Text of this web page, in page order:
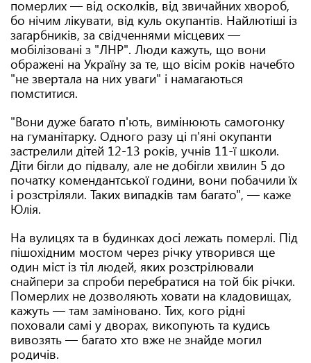
померлих — від осколків, від звичайних хвороб,
бо нічим лікувати, від куль окупантів. Найлютіші із
загарбників, за свідченнями місцевих —
мобілізовані з "ЛНР". Люди кажуть, що вони
ображені на Україну за те, що вісім років начебто
"не звертала на них уваги" і намагаються
помститися.
"Вони дуже багато п'ють, вимінюють самогонку
на гуманітарку. Одного разу ці п'яні окупанти
застрелили дітей 12-13 років, учнів 11-ї школи.
Діти бігли до підвалу, але не добігли хвилин 5 до
початку комендантської години, вони побачили їх
і розстріляли. Таких випадків там багато", — каже
Юлія.
На вулицях та в будинках досі лежать померлі. Під
пішохідним мостом через річку утворився ще
один міст із тіл людей, яких розстрілювали
снайпери за спроби перебратися на той бік річки.
Померлих не дозволяють ховати на кладовищах,
кажуть — там заміновано. Тих, кого рідні
поховали самі у дворах, викопують та кудись
вивозять — багато хто вже не знайде могил
родичів.